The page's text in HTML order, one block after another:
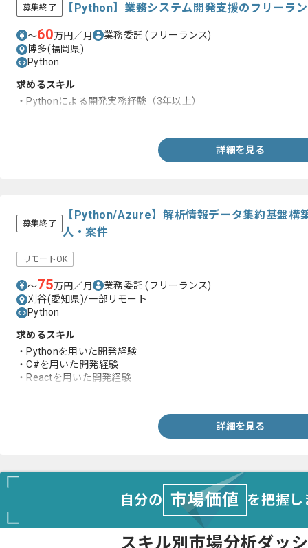
募集終了 【Python】業務システム開発支援のフリーラ
〜60万円／月 業務委託(フリーランス)
博多(福岡県)
Python
求めるスキル
・Pythonによる開発実務経験（3年以上）
詳細を見る
募集終了
【Python/Azure】解析情報データ集約基盤構
人・案件
リモートOK
〜75万円／月 業務委託(フリーランス)
刈谷(愛知県)/一部リモート
Python
求めるスキル
・Pythonを用いた開発経験
・C#を用いた開発経験
・Reactを用いた開発経験
詳細を見る
自分の 市場価値 を把握
スキル別市場分析ダッ